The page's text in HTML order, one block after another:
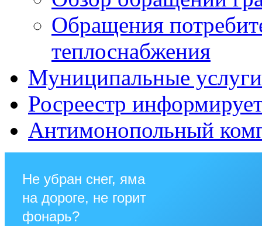
Обращения
теплоснабжения
Муниципальные
Росреестр
Антимонопольный
Не убран снег, яма
на дороге, не горит
фонарь?